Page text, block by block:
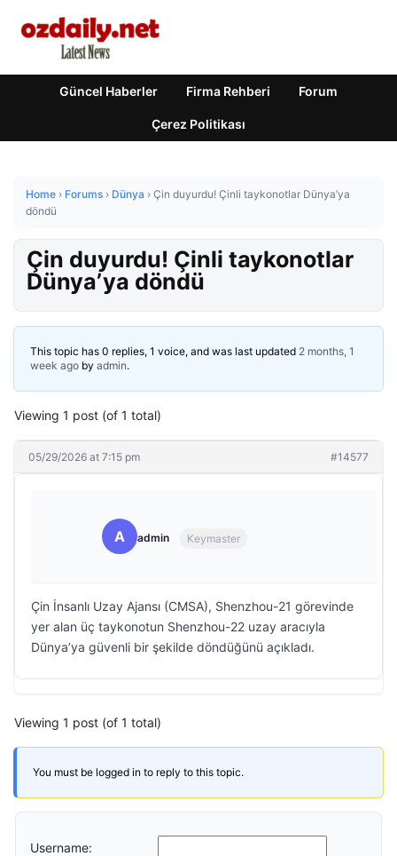
Güncel Haberler Firma Rehberi Forum
Çerez Politikası
Home › Forums › Dünya › Çin duyurdu! Çinli taykonotlar Dünya’ya
döndü
Çin duyurdu! Çinli taykonotlar
Dünya’ya döndü
This topic has 0 replies, 1 voice, and was last updated 2 months, 1
week ago by admin.
Viewing 1 post (of 1 total)
05/29/2026 at 7:15 pm #14577
A admin Keymaster
Çin İnsanlı Uzay Ajansı (CMSA), Shenzhou-21 görevinde
yer alan üç taykonotun Shenzhou-22 uzay aracıyla
Dünya’ya güvenli bir şekilde döndüğünü açıkladı.
Viewing 1 post (of 1 total)
You must be logged in to reply to this topic.
Username: